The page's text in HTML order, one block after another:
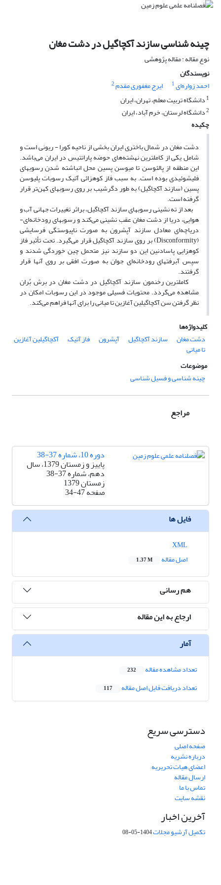
چینه شناسی سازند آکچاگیل در دشت مغان
نوع مقاله : مقاله پژوهشی
نویسندگان
احمد زواره‌ای1 ایرج مغفوری مقدم2
1 دانشگاه تربیت معلم، تهران، ایران
2دانشگاه لرستان، خرم آباد، ایران
چکیده
دشت مغان در شمال باختری ایران بخشی از ناحیه کورا - ریونی است و
شامل یکی از کاملترین نهشته‌های حوضه پاراتتیس در ایران می‌باشد.
این منطقه از پالئوسن تا میوسن پسین محل انباشته شدن رسوبهای
فلیشوئیدی بوده است. به سبب فاز کوهزائی آتیک رسوبات پلیوسن
پسین (سازند آکچاگیل) به طور دگرشیب بر روی رسوبهای کهن‌تر قرار
گرفته است.
بعد از ته نشینی رسوبهای سازند آکچاگیل، براثر تغییرات جهانی آب و
هوایی، دریا از دشت مغان عقب نشینی می‌کند و رسوبهای رودخانه‌ای-
دریاچه‌ای معادل سازند آپشرون به صورت ناپیوستگی فرسایشی
(Disconformity) بر روی سازند آکچاگیل قرار می‌گیرد. تحت تأثیر فاز
کوهزایی پاسادنین این دو سازند نیز متحمل چین خوردگی شدند و
سپس آبرفتهای رودخانه‌ای جوان به صورت افقی بر روی آنها قرار
گرفتند.
کاملترین رخنمون سازند آکچاگیل در دشت مغان در برش بُران
مشاهده می‌گردد. محتویات فسیلی موجود در این رسوبات امکان در
نظر گرفتن سن آکچاگیلین آغازین تا میانی را برای آنها فراهم می‌کند.
کلیدواژه‌ها
دشت مغان
سازند آکچاگیل آپشرون فاز آتیک آکچاگیلین آغازین
تا میانی
موضوعات
چینه شناسی و فسیل شناسی
مراجع
دوره 10، شماره 37-38
پاییز و زمستان 1379، سال
دهم، شماره 37-38
زمستان 1379
صفحه34-47
فایل ها
اصل مقاله
1.37 M
هم رسانی
ارجاع به این مقاله
آمار
تعداد مشاهده مقاله 232
تعداد دریافت فایل اصل مقاله 117
دسترسی سریع
صفحه اصلی
درباره نشریه
اعضای هیات تحریریه
ارسال مقاله
تماس با ما
نقشه سایت
آخرین اخبار
تکمیل آرشیو مجلات1404-05-08